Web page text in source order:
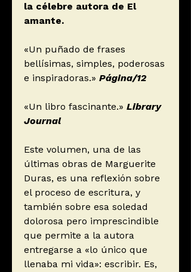
la célebre autora de El
amante.
«Un puñado de frases
bellísimas, simples, poderosas
e inspiradoras.» Página/12
«Un libro fascinante.» Library
Journal
Este volumen, una de las
últimas obras de Marguerite
Duras, es una reflexión sobre
el proceso de escritura, y
también sobre esa soledad
dolorosa pero imprescindible
que permite a la autora
entregarse a «lo único que
llenaba mi vida»: escribir. Es,